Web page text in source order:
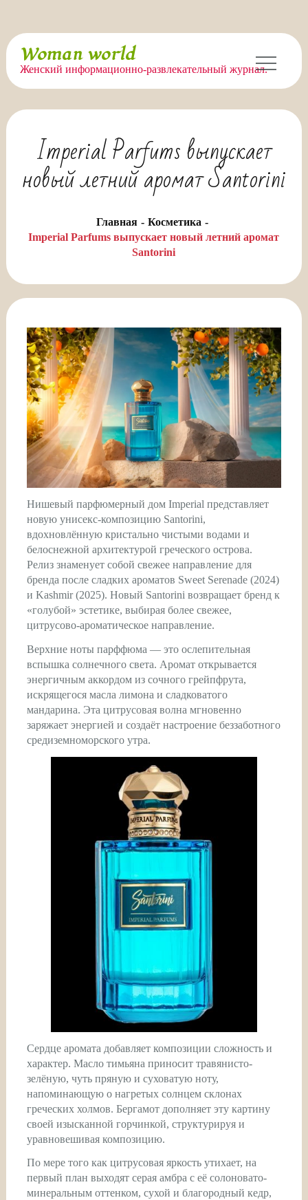
Перейти
содержимому
Woman world
Женский информационно-развлекательный журнал.
Imperial Parfums выпускает
новый летний аромат Santorini
Главная
Косметика
Imperial Parfums выпускает новый летний аромат
Santorini
Нишевый парфюмерный дом Imperial представляет
новую унисекс-композицию Santorini,
вдохновлённую кристально чистыми водами и
белоснежной архитектурой греческого острова.
Релиз знаменует собой свежее направление для
бренда после сладких ароматов Sweet Serenade (2024)
и Kashmir (2025). Новый Santorini возвращает бренд к
«голубой» эстетике, выбирая более свежее,
цитрусово-ароматическое направление.
Верхние ноты парффюма — это ослепительная
вспышка солнечного света. Аромат открывается
энергичным аккордом из сочного грейпфрута,
искрящегося масла лимона и сладковатого
мандарина. Эта цитрусовая волна мгновенно
заряжает энергией и создаёт настроение беззаботного
средиземноморского утра.
Сердце аромата добавляет композиции сложность и
характер. Масло тимьяна приносит травянисто-
зелёную, чуть пряную и суховатую ноту,
напоминающую о нагретых солнцем склонах
греческих холмов. Бергамот дополняет эту картину
своей изысканной горчинкой, структурируя и
уравновешивая композицию.
По мере того как цитрусовая яркость утихает, на
первый план выходят серая амбра с её солоновато-
минеральным оттенком, сухой и благородный кедр,